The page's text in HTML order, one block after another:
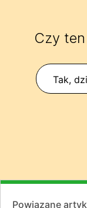
Czy
Tak,
Powiązane